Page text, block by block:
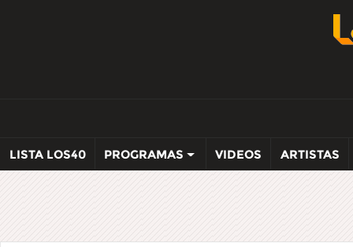
LISTA LOS40 PROGRAMAS VIDEOS ARTISTAS